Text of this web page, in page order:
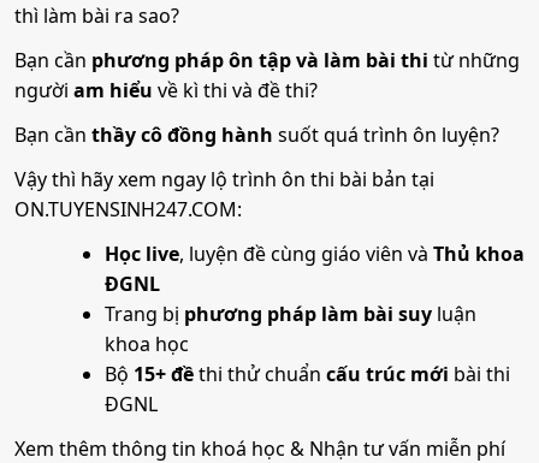
thì làm bài ra sao?
Bạn cần phương pháp ôn tập và làm bài thi từ những
người am hiểu về kì thi và đề thi?
Bạn cần thầy cô đồng hành suốt quá trình ôn luyện?
Vậy thì hãy xem ngay lộ trình ôn thi bài bản tại
ON.TUYENSINH247.COM:
Học live, luyện đề cùng giáo viên và Thủ khoa
ĐGNL
Trang bị phương pháp làm bài suy luận
khoa học
Bộ 15+ đềthi thử chuẩn cấu trúc mới bài thi
ĐGNL
Xem thêm thông tin khoá học & Nhận tư vấn miễn phí